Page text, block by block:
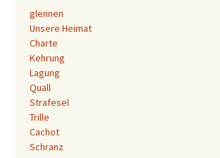
glennen
Unsere Heimat
Charte
Kehrung
Lagung
Quall
Strafesel
Trille
Cachot
Schranz